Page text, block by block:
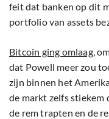
feit dat banken op dit
portfolio van assets
Bitcoin ging omlaag,
dat Powell meer zou
zijn binnen het
de markt zelfs stiekem
de rem trapten en de